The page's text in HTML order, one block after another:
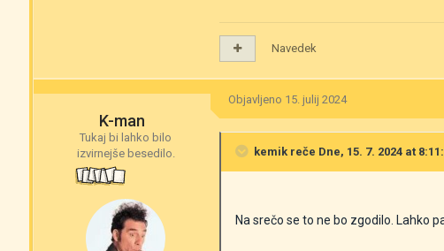
Navedek
K-man
Tukaj bi lahko bilo
izvirnejše besedilo.
Objavljeno 15. julij 2024
kemik reče Dne, 15. 7. 2024 at 8:11:
Na srečo se to ne bo zgodilo. Lahko